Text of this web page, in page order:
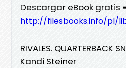
Descargar eBook gratis
http://filesbooks.info/pl/
RIVALES. QUARTERBACK
Kandi Steiner